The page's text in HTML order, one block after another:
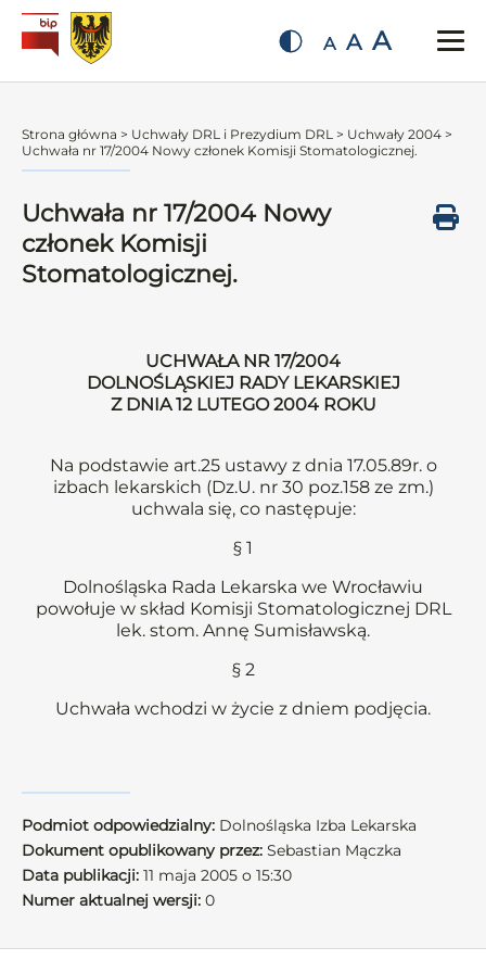
A A A
Strona główna > Uchwały DRL i Prezydium DRL > Uchwały 2004 >
Uchwała nr 17/2004 Nowy członek Komisji Stomatologicznej.
Uchwała nr 17/2004 Nowy
członek Komisji
Stomatologicznej.
UCHWAŁA NR 17/2004
DOLNOŚLĄSKIEJ RADY LEKARSKIEJ
Z DNIA 12 LUTEGO 2004 ROKU
Na podstawie art.25 ustawy z dnia 17.05.89r. o
izbach lekarskich (Dz.U. nr 30 poz.158 ze zm.)
uchwala się, co następuje:
§ 1
Dolnośląska Rada Lekarska we Wrocławiu
powołuje w skład Komisji Stomatologicznej DRL
lek. stom. Annę Sumisławską.
§ 2
Uchwała wchodzi w życie z dniem podjęcia.
Podmiot odpowiedzialny: Dolnośląska Izba Lekarska
Dokument opublikowany przez: Sebastian Mączka
Data publikacji: 11 maja 2005 o 15:30
Numer aktualnej wersji: 0